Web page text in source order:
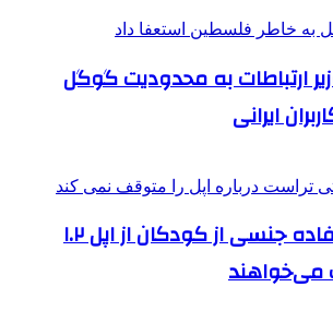
ارتباطات به محدودیت گوگل
ایرانی
قربانیان سوءاستفاده جنسی از کودکان از اپل ۱.۲
می‌خواهند